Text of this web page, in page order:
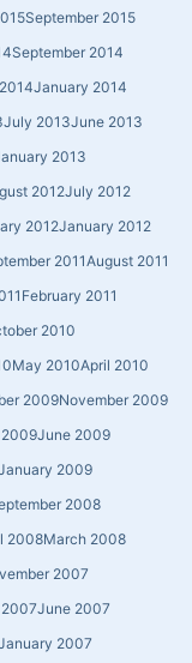
September 2015
September 2014
January 2014
July 2013June 2013
2013
2012July 2012
2012January 2012
2011August 2011
February 2011
2010
May 2010April 2010
2009November 2009
June 2009
2009
2008
2008March 2008
2007
June 2007
2007